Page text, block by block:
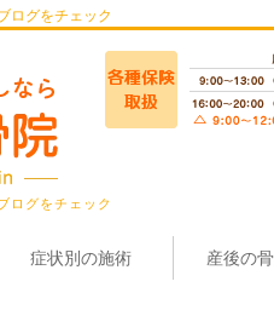
ログをチェック
ログをチェック
症状別の施術 産後の